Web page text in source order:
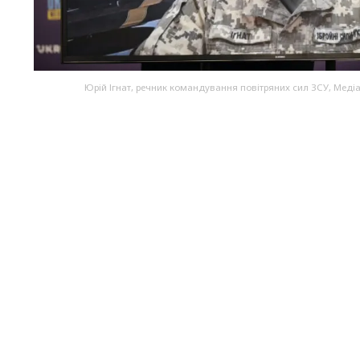
Юрій Ігнат, речник командування повітряних сил ЗСУ,